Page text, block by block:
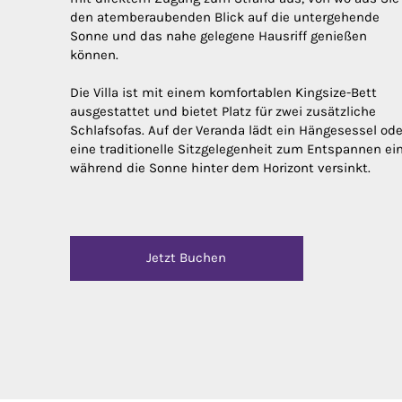
den atemberaubenden Blick auf die untergehende
Sonne und das nahe gelegene Hausriff genießen
können.
Die Villa ist mit einem komfortablen Kingsize-Bett
ausgestattet und bietet Platz für zwei zusätzliche
Schlafsofas. Auf der Veranda lädt ein Hängesessel
eine traditionelle Sitzgelegenheit zum Entspannen
während die Sonne hinter dem Horizont versinkt.
Jetzt Buchen